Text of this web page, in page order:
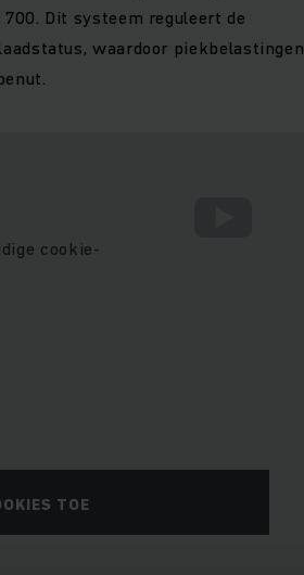
Dit systeem reguleert de
waardoor piekbelastingen
cookie-
TOE